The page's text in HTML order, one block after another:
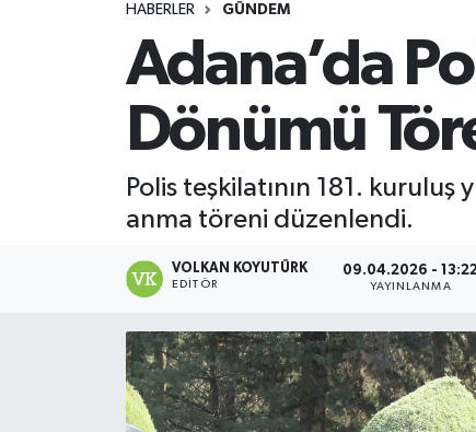
HABERLER GÜNDEM
Adana’da
Dönümü
Polis teşkilatının 181.
anma töreni düzenlendi.
VOLKAN KOYUTÜRK
EDITÖR
09.04.2026 -
YAYINLANMA
Gündem
Haber Reklam
Magazin
Tüm Manşetler
Son Dakika Haberleri